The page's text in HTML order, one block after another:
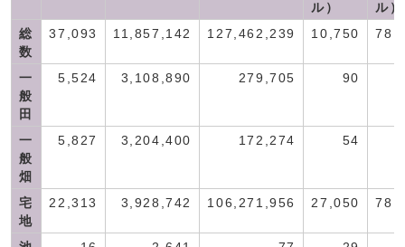
ル）
ル）
総
数
37,093 11,857,142 127,462,239 10,750
一
般
田
5,524 3,108,890 279,705 90
一
般
畑
5,827 3,204,400 172,274 54
宅
地
22,313 3,928,742 106,271,956 27,050